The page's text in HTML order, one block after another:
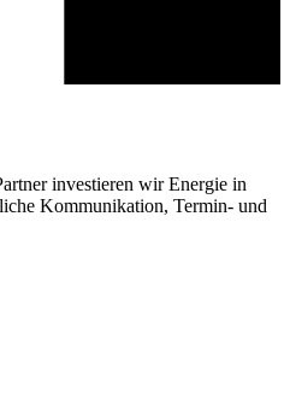
investieren wir Energie in
Kommunikation, Termin- und